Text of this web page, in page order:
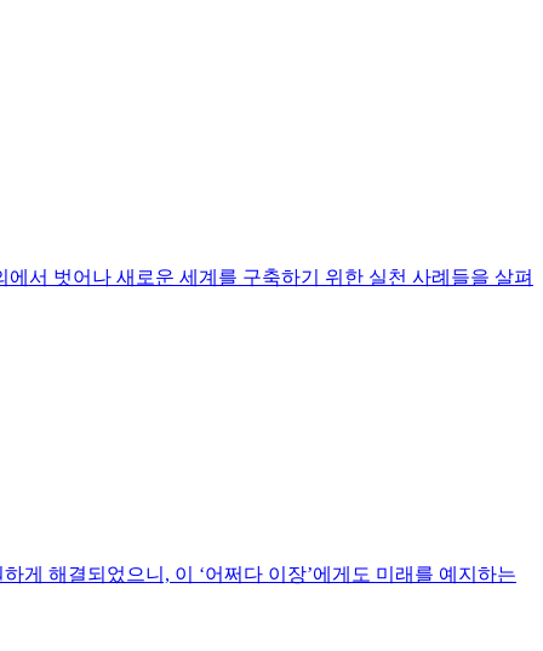
서 벗어나 새로운 세계를 구축하기 위한 실천 사례들을 살펴
게 해결되었으니, 이 ‘어쩌다 이장’에게도 미래를 예지하는